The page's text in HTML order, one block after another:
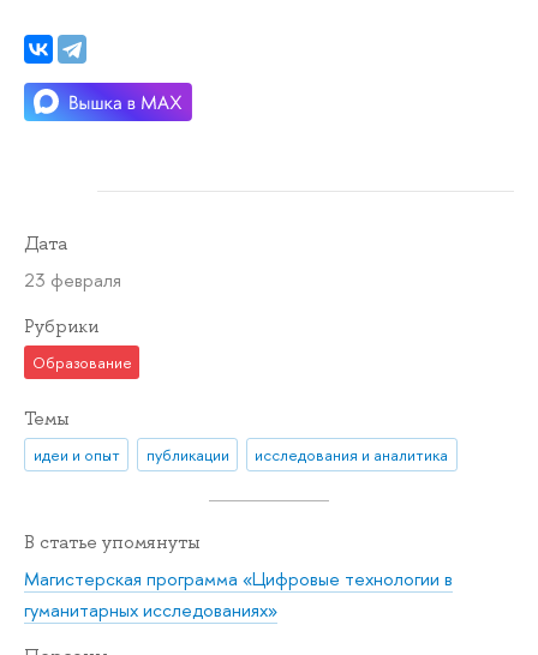
Дата
23 февраля
Рубрики
Образование
Темы
идеи и опыт публикации исследования и аналитика
В статье упомянуты
Магистерская программа «Цифровые технологии в
гуманитарных исследованиях»